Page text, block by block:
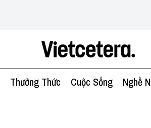
Thưởng Thức Cuộc Sống Nghề